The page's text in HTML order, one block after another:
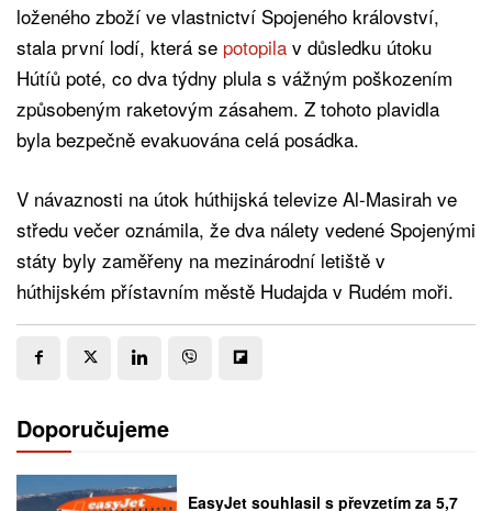
loženého zboží ve vlastnictví Spojeného království,
stala první lodí, která se potopila v důsledku útoku
Hútíů poté, co dva týdny plula s vážným poškozením
způsobeným raketovým zásahem. Z tohoto plavidla
byla bezpečně evakuována celá posádka.
V návaznosti na útok húthijská televize Al-Masirah ve
středu večer oznámila, že dva nálety vedené Spojenými
státy byly zaměřeny na mezinárodní letiště v
húthijském přístavním městě Hudajda v Rudém moři.
Doporučujeme
EasyJet souhlasil s převzetím za 5,7